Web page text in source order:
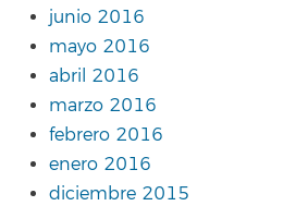
junio 2016
mayo 2016
abril 2016
marzo 2016
febrero 2016
enero 2016
diciembre 2015